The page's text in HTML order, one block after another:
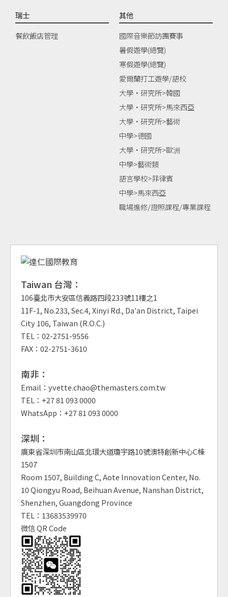
瑞士
餐飲飯店管理
其他
國際音樂節訪團賽事
暑假遊學(總覽)
寒假遊學(總覽)
愛爾蘭打工遊學/語校
大學‧研究所>韓國
大學‧研究所>馬來西亞
大學‧研究所>藝術
中學>德國
大學‧研究所>歐洲
中學>藝術類
語言學校>菲律賓
中學>馬來西亞
職場進修/證照課程/專業課程
Taiwan 台灣：
106臺北市大安區信義路四段233號11樓之1
11F-1, No.233, Sec.4, Xinyi Rd., Da'an District, Taipei
City 106, Taiwan (R.O.C.)
TEL：02-2751-9556
FAX：02-2751-3610
南非：
Email：yvette.chao@themasters.com.tw
TEL：+27 81 093 0000
WhatsApp：+27 81 093 0000
深圳：
廣東省深圳市南山區北環大道瓊宇路10號澳特創新中心C棟
1507
Room 1507, Building C, Aote Innovation Center, No.
10 Qiongyu Road, Beihuan Avenue, Nanshan District,
Shenzhen, Guangdong Province
TEL：13683539970
微信 QR Code